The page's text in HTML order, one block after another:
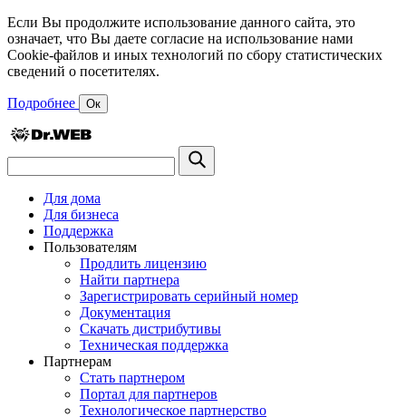
Если Вы продолжите использование данного сайта, это
означает, что Вы даете согласие на использование нами
Cookie-файлов и иных технологий по сбору статистических
сведений о посетителях.
Подробнее Ок
Для дома
Для бизнеса
Поддержка
Пользователям
Продлить лицензию
Найти партнера
Зарегистрировать серийный номер
Документация
Скачать дистрибутивы
Техническая поддержка
Партнерам
Стать партнером
Портал для партнеров
Технологическое партнерство